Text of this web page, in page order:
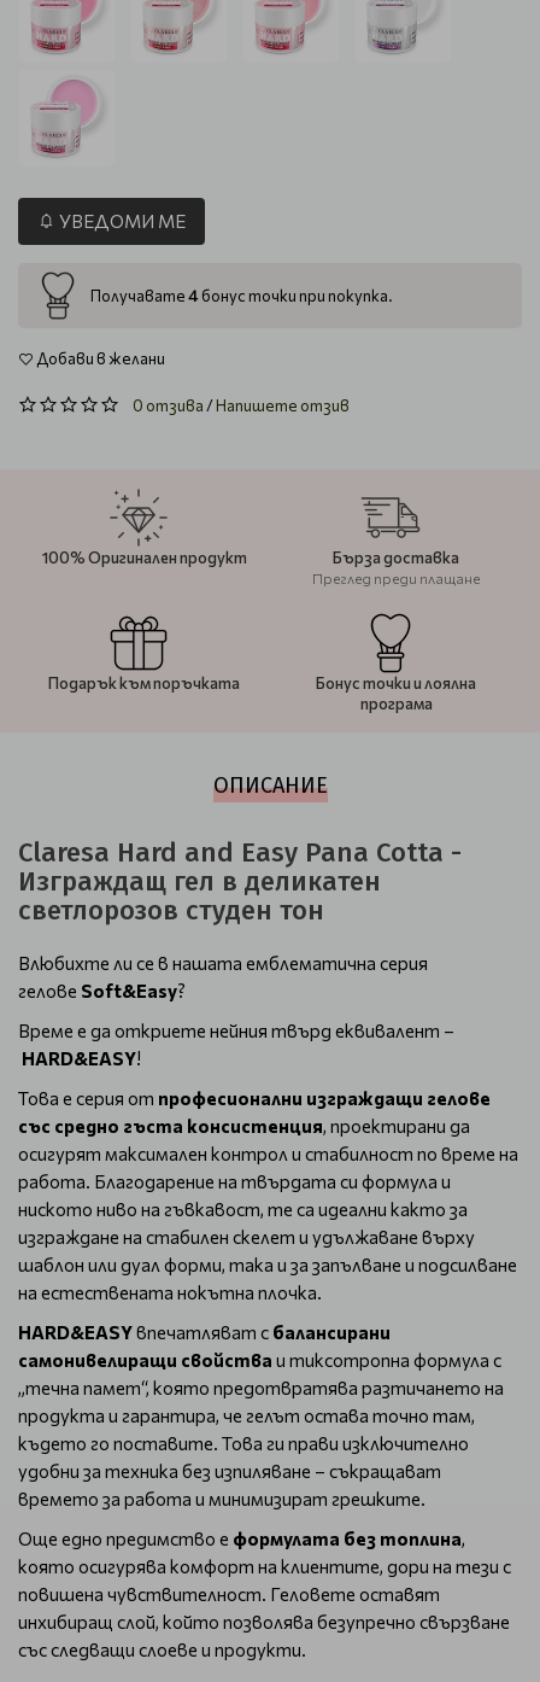
УВЕДОМИ МЕ
Получавате4бонус точки при покупка.
Добави в желани
0 отзива/Напишете отзив
100% Оригинален продукт Бърза доставка
Преглед преди плащане
Подарък към поръчката
Бонус точки и лоялна
програма
ОПИСАНИЕ
Claresa Hard and Easy Pana Cotta -
Изграждащ гел в деликатен
светлорозов студен тон
Влюбихте ли се в нашата емблематична серия
гелове Soft&Easy?
Време е да откриете нейния твърд еквивалент –
HARD&EASY!
Това е серия от професионални изграждащи гелове
със средно гъста консистенция, проектирани да
осигурят максимален контрол и стабилност по време на
работа. Благодарение на твърдата си формула и
ниското ниво на гъвкавост, те са идеални както за
изграждане на стабилен скелет и удължаване върху
шаблон или дуал форми, така и за запълване и подсилване
на естествената нокътна плочка.
HARD&EASYвпечатляват с балансирани
самонивелиращи свойства и тиксотропна формула с
„течна памет“, която предотвратява разтичането на
продукта и гарантира, че гелът остава точно там,
където го поставите. Това ги прави изключително
удобни за техника без изпиляване – съкращават
времето за работа и минимизират грешките.
Още едно предимство е формулата без топлина,
която осигурява комфорт на клиентите, дори на тези с
повишена чувствителност. Геловете оставят
инхибиращ слой, който позволява безупречно свързване
със следващи слоеве и продукти.